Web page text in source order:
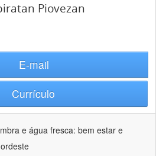
Piovezan
E-mail
Currículo
e água fresca: bem estar e